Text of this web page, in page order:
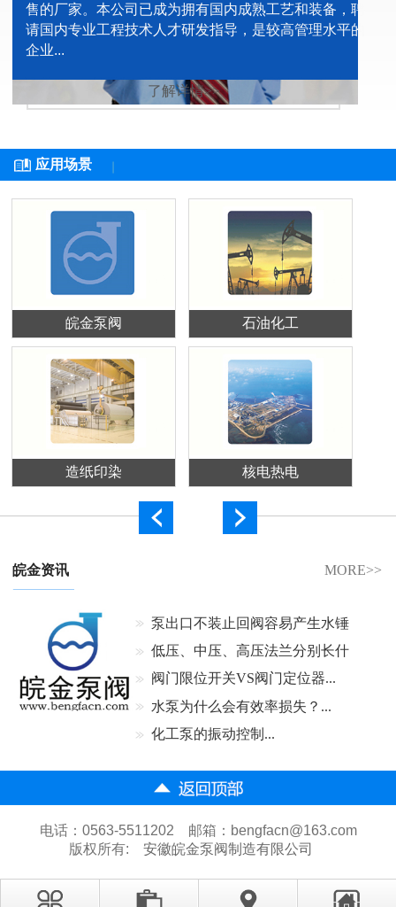
售的厂家。本公司已成为拥有国内成熟工艺和装备，聘
请国内专业工程技术人才研发指导，是较高管理水平的
企业...
了解详情>>
应用场景
皖金泵阀 石油化工
造纸印染 核电热电
MORE>>
皖金资讯
泵出口不装止回阀容易产生水锤
吗...低压、中压、高压法兰分别长什
么样...
阀门限位开关VS阀门定位器...
水泵为什么会有效率损失？...
化工泵的振动控制...
电话：0563-5511202 邮箱：bengfacn@163.com
版权所有:
安徽皖金泵阀制造有限公司